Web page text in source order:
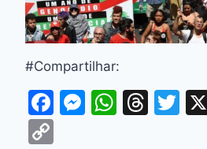
#Compartilhar:
F
M W T
T